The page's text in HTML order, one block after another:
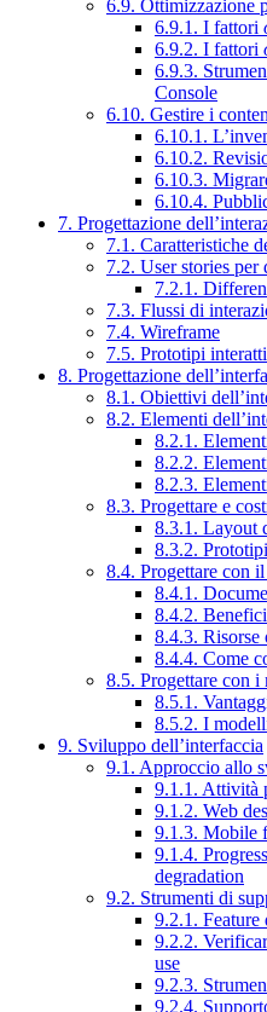
6.9. Ottimizzazione
6.9.1. I fattori
6.9.2. I fattori
6.9.3.
Console
6.10. Gestire i
6.10.1.
6.10.2.
6.10.3.
6.10.4.
7. Progettazione
7.1. Caratteristiche
7.2. User stories per
7.2.1.
7.3. Flussi di
7.4. Wireframe
7.5. Prototipi
8. Progettazione
8.1. Obiettivi
8.2. Elementi
8.2.1.
8.2.2.
8.2.3.
8.3. Progettare e
8.3.1. Layout
8.3.2.
8.4. Progettare con
8.4.1.
8.4.2.
8.4.3. Risorse
8.4.4. Come
8.5. Progettare con
8.5.1.
8.5.2. I
9. Sviluppo dell’interfaccia
9.1. Approccio allo
9.1.1. Attività
9.1.2. Web
9.1.3. Mobile
9.1.4.
degradation
9.2. Strumenti di
9.2.1. Feature
9.2.2.
use
9.2.3.
9.2.4.